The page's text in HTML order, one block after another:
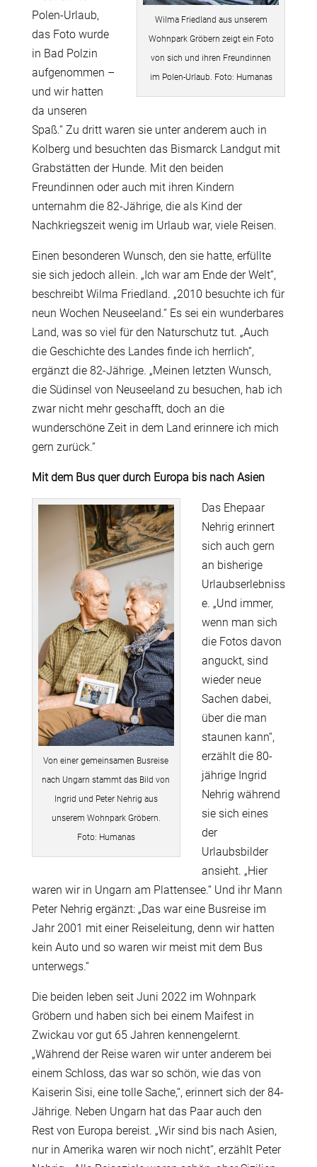
Wilma Friedland aus unserem
Wohnpark Gröbern zeigt ein Foto
von sich und ihren Freundinnen
im Polen-Urlaub. Foto: Humanas
Polen-Urlaub,
das Foto wurde
in Bad Polzin
aufgenommen –
und wir hatten
da unseren
Spaß.“ Zu dritt waren sie unter anderem auch in
Kolberg und besuchten das Bismarck Landgut mit
Grabstätten der Hunde. Mit den beiden
Freundinnen oder auch mit ihren Kindern
unternahm die 82-Jährige, die als Kind der
Nachkriegszeit wenig im Urlaub war, viele Reisen.
Einen besonderen Wunsch, den sie hatte, erfüllte
sie sich jedoch allein. „Ich war am Ende der Welt“,
beschreibt Wilma Friedland. „2010 besuchte ich für
neun Wochen Neuseeland.“ Es sei ein wunderbares
Land, was so viel für den Naturschutz tut. „Auch
die Geschichte des Landes finde ich herrlich“,
ergänzt die 82-Jährige. „Meinen letzten Wunsch,
die Südinsel von Neuseeland zu besuchen, hab ich
zwar nicht mehr geschafft, doch an die
wunderschöne Zeit in dem Land erinnere ich mich
gern zurück.“
Mit dem Bus quer durch Europa bis nach Asien
Von einer gemeinsamen Busreise
nach Ungarn stammt das Bild von
Ingrid und Peter Nehrig aus
unserem Wohnpark Gröbern.
Foto: Humanas
Das Ehepaar
Nehrig erinnert
sich auch gern
an bisherige
Urlaubserlebniss
e. „Und immer,
wenn man sich
die Fotos davon
anguckt, sind
wieder neue
Sachen dabei,
über die man
staunen kann“,
erzählt die 80-
jährige Ingrid
Nehrig während
sie sich eines
der
Urlaubsbilder
ansieht. „Hier
waren wir in Ungarn am Plattensee.“ Und ihr Mann
Peter Nehrig ergänzt: „Das war eine Busreise im
Jahr 2001 mit einer Reiseleitung, denn wir hatten
kein Auto und so waren wir meist mit dem Bus
unterwegs.“
Die beiden leben seit Juni 2022 im Wohnpark
Gröbern und haben sich bei einem Maifest in
Zwickau vor gut 65 Jahren kennengelernt.
„Während der Reise waren wir unter anderem bei
einem Schloss, das war so schön, wie das von
Kaiserin Sisi, eine tolle Sache,“, erinnert sich der 84-
Jährige. Neben Ungarn hat das Paar auch den
Rest von Europa bereist. „Wir sind bis nach Asien,
nur in Amerika waren wir noch nicht“, erzählt Peter